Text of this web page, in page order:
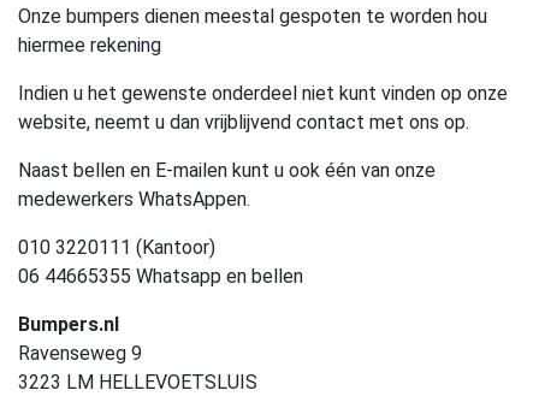
Onze bumpers dienen meestal gespoten te worden hou
hiermee rekening
Indien u het gewenste onderdeel niet kunt vinden op onze
website, neemt u dan vrijblijvend contact met ons op.
Naast bellen en E-mailen kunt u ook één van onze
medewerkers WhatsAppen.
010 3220111 (Kantoor)
06 44665355 Whatsapp en bellen
Bumpers.nl
Ravenseweg 9
3223 LM HELLEVOETSLUIS